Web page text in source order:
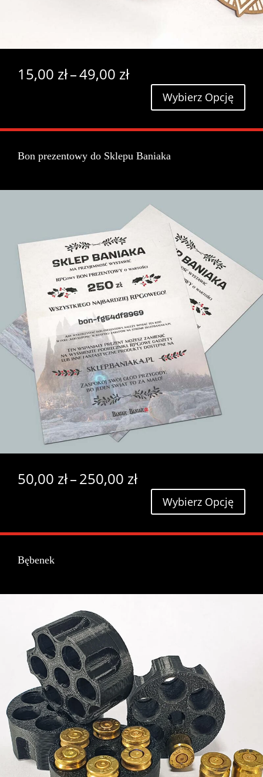
15,00 zł–49,00 złZakres
cen:
do
49,00 zł
Wybierz Opcję
Bon prezentowy do Sklepu Baniaka
50,00 zł–250,00 złZakres
cen:
od
do
Wybierz Opcję
Bębenek